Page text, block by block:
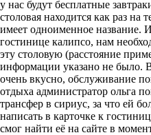
у нас будут бесплатные
столовая находится как раз на
имеет одноименное
гостинице калипсо, нам
эту столовую (расстояние
информации указано не было.
очень вкусно, обслуживание
отдыха администратор ольга
трансфер в сириус, за что ей
написать в карточке к
смог найти её на сайте в